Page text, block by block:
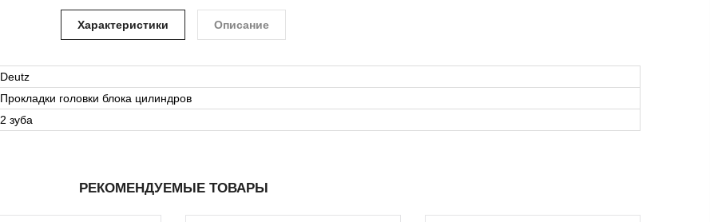
Характеристики Описание
Deutz
Прокладки головки блока цилиндров
2 зуба
РЕКОМЕНДУЕМЫЕ ТОВАРЫ